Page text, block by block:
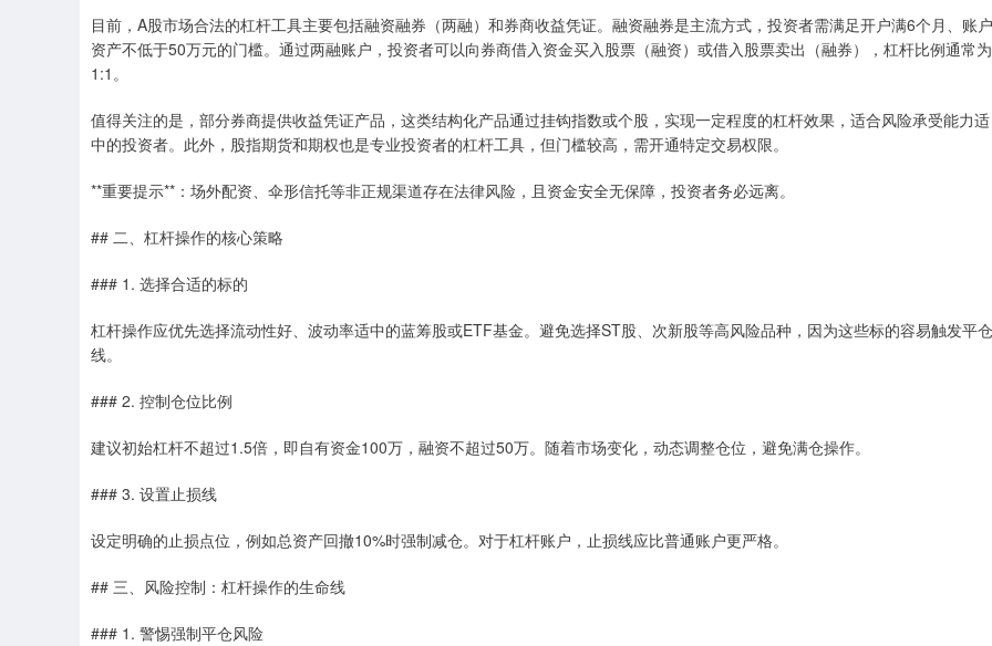
目前，A股市场合法的杠杆工具主要包括融资融券（两融）和券商收益凭证。融资融券是主流方式，投资者需满足开户满6个月、账户
资产不低于50万元的门槛。通过两融账户，投资者可以向券商借入资金买入股票（融资）或借入股票卖出（融券），杠杆比例通常为
1:1。
值得关注的是，部分券商提供收益凭证产品，这类结构化产品通过挂钩指数或个股，实现一定程度的杠杆效果，适合风险承受能力适
中的投资者。此外，股指期货和期权也是专业投资者的杠杆工具，但门槛较高，需开通特定交易权限。
**重要提示**：场外配资、伞形信托等非正规渠道存在法律风险，且资金安全无保障，投资者务必远离。
## 二、杠杆操作的核心策略
### 1. 选择合适的标的
杠杆操作应优先选择流动性好、波动率适中的蓝筹股或ETF基金。避免选择ST股、次新股等高风险品种，因为这些标的容易触发平仓
线。
### 2. 控制仓位比例
建议初始杠杆不超过1.5倍，即自有资金100万，融资不超过50万。随着市场变化，动态调整仓位，避免满仓操作。
### 3. 设置止损线
设定明确的止损点位，例如总资产回撤10%时强制减仓。对于杠杆账户，止损线应比普通账户更严格。
## 三、风险控制：杠杆操作的生命线
### 1. 警惕强制平仓风险